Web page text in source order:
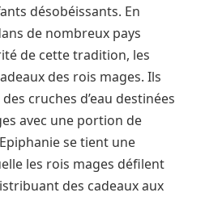
désobéissants. En
de nombreux pays
de cette tradition, les
des rois mages. Ils
cruches d’eau destinées
avec une portion de
se tient une
les rois mages défilent
des cadeaux aux